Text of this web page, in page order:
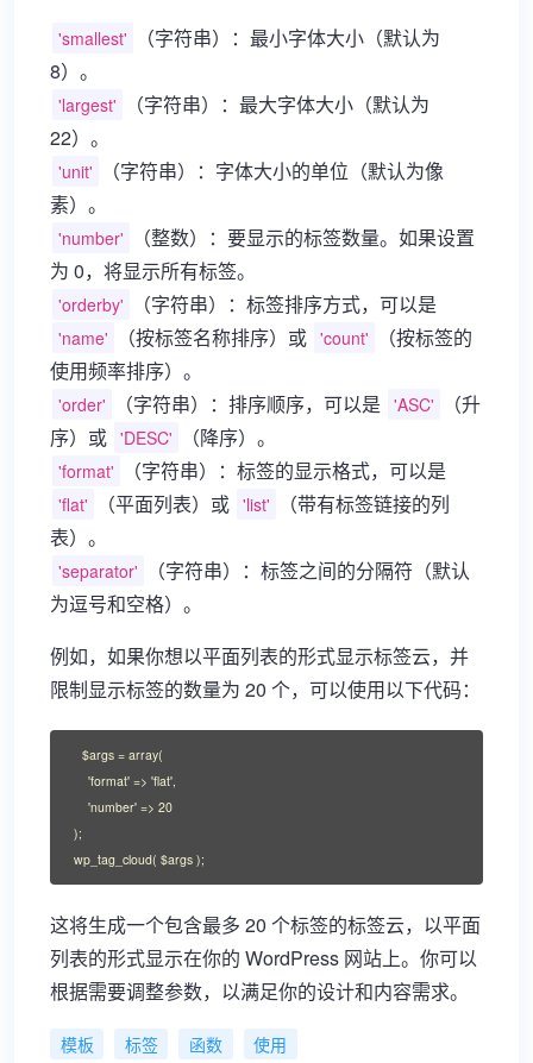
'smallest'
（字符串）：最小字体大小（默认为
8）。
'largest'
（字符串）：最大字体大小（默认为
22）。
'unit'
（字符串）：字体大小的单位（默认为像
素）。
'number'
（整数）：要显示的标签数量。如果设置
为 0，将显示所有标签。
'orderby' （字符串）：标签排序方式，可以是
'name' （按标签名称排序）或 'count'
（按标签的
使用频率排序）。
'order' （字符串）：排序顺序，可以是 'ASC'
（升
序）或 'DESC' （降序）。
'format' （字符串）：标签的显示格式，可以是
'flat' （平面列表）或 'list'
（带有标签链接的列
表）。
'separator'
（字符串）：标签之间的分隔符（默认
为逗号和空格）。
例如，如果你想以平面列表的形式显示标签云，并
限制显示标签的数量为 20 个，可以使用以下代码：
$args = array(
);
wp_tag_cloud( $args );
这将生成一个包含最多 20 个标签的标签云，以平面
列表的形式显示在你的 WordPress 网站上。你可以
根据需要调整参数，以满足你的设计和内容需求。
模板 标签 函数 使用